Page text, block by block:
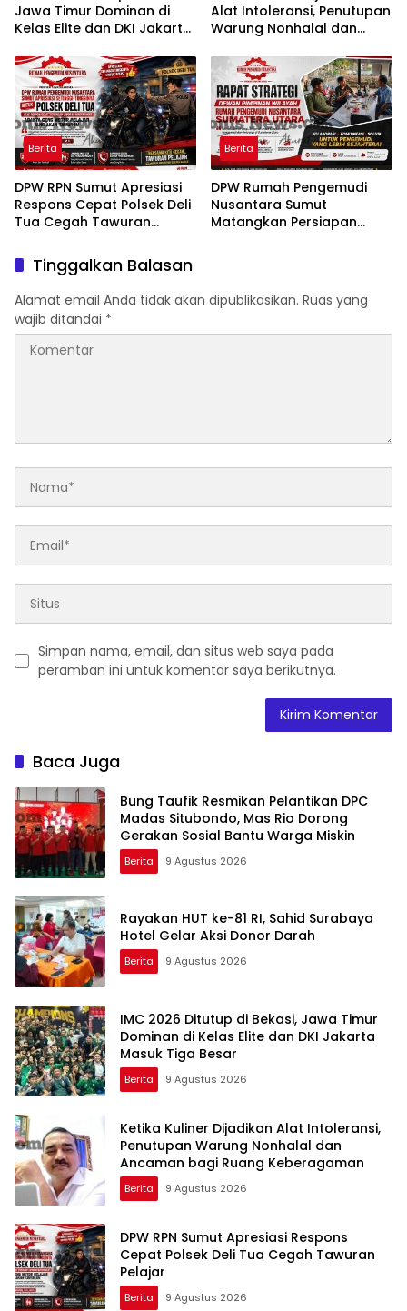
Jawa Timur Dominan di
Kelas Elite dan DKI Jakarta
Alat Intoleransi, Penutupan
Warung Nonhalal dan
Keberagaman
Berita
DPW RPN Sumut Apresiasi
Respons Cepat Polsek Deli
Tua Cegah Tawuran
Berita
DPW Rumah Pengemudi
Nusantara Sumut
Matangkan Persiapan
Tinggalkan Balasan
Alamat email Anda tidak akan dipublikasikan. Ruas yang
wajib ditandai *
Simpan nama, email, dan situs web saya pada
peramban ini untuk komentar saya berikutnya.
Baca Juga
Bung Taufik Resmikan Pelantikan DPC
Madas Situbondo, Mas Rio Dorong
Gerakan Sosial Bantu Warga Miskin
Berita 9 Agustus 2026
Rayakan HUT ke-81 RI, Sahid Surabaya
Hotel Gelar Aksi Donor Darah
Berita 9 Agustus 2026
IMC 2026 Ditutup di Bekasi, Jawa Timur
Dominan di Kelas Elite dan DKI Jakarta
Masuk Tiga Besar
Berita 9 Agustus 2026
Ketika Kuliner Dijadikan Alat Intoleransi,
Penutupan Warung Nonhalal dan
Ancaman bagi Ruang Keberagaman
Berita 9 Agustus 2026
DPW RPN Sumut Apresiasi Respons
Cepat Polsek Deli Tua Cegah Tawuran
Pelajar
Berita 9 Agustus 2026